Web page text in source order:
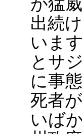
出続
いま
とサ
に事
死者
いば